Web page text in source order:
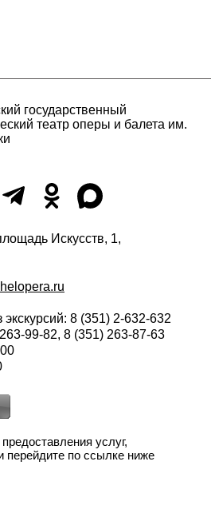
государственный
театр оперы и балета им.
Искусств, 1,
8 (351) 2-632-632
99-82, 8 (351) 263-87-63
услуг,
перейдите по ссылке ниже